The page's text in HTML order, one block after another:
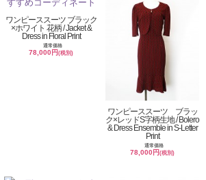
ワンピーススーツ ブラック
×ホワイト 花柄 / Jacket &
Dress in Floral Print
通常価格
78,000円(税別)
ワンピーススーツ ブラッ
ク×レッドS字柄生地 / Bolero
& Dress Ensemble in S-Letter
Print
通常価格
78,000円(税別)